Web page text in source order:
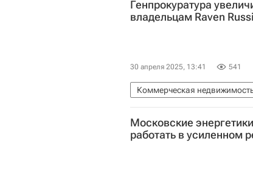
Генпрокуратура
владельцам Raven
30 апреля 2025, 13:41 541
Коммерческая
Московская область
Московские
работать в усиленном